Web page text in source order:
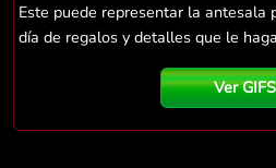
Este puede representar la antesala
día de regalos y detalles que le
Ver GIFS